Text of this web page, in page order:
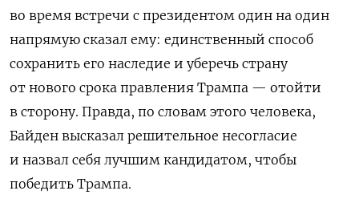
во время встречи с президентом один на один
напрямую сказал ему: единственный способ
сохранить его наследие и уберечь страну
от нового срока правления Трампа — отойти
в сторону. Правда, по словам этого человека,
Байден высказал решительное несогласие
и назвал себя лучшим кандидатом, чтобы
победить Трампа.